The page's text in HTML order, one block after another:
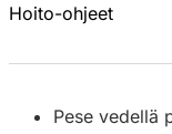
Hoito-ohjeet
Pese vedellä